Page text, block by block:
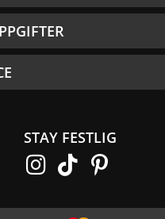
STAY FESTLIG